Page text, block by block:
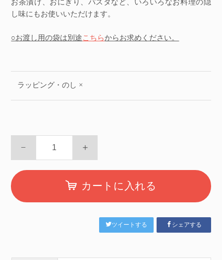
お茶漬け、おにぎり、パスタなど、いろいろなお料理の隠
し味にもお使いいただけます。
○お渡し用の袋は別途こちらからお求めください。
ラッピング・のし ×
− ＋
カートに入れる
ツイートする シェアする